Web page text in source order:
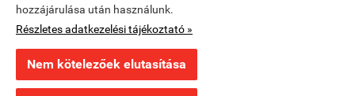
hozzájárulása után használunk.
Részletes adatkezelési tájékoztató »
Nem kötelezőek elutasítása
Kövess minket a Facebookon!